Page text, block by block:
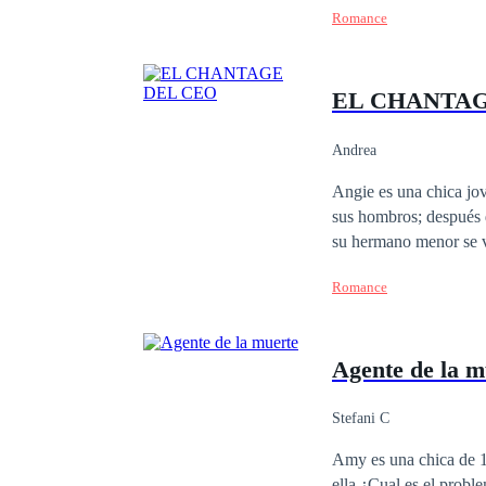
entregarle su empresa
Romance
EL
Andrea
Angie es una chica
sus hombros;
su hermano menor se
encubrirla pero con lo
Romance
Agente de la
Stefani C
Amy es una chica de